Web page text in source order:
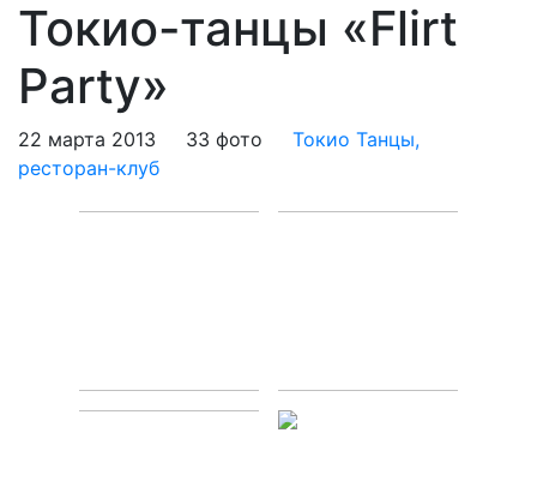
Токио-танцы «Flirt
Party»
22 марта 2013 33 фото
Токио Танцы,
ресторан-клуб